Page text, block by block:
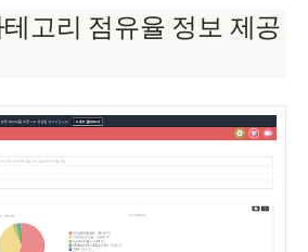
고리 점유율 정보 제공